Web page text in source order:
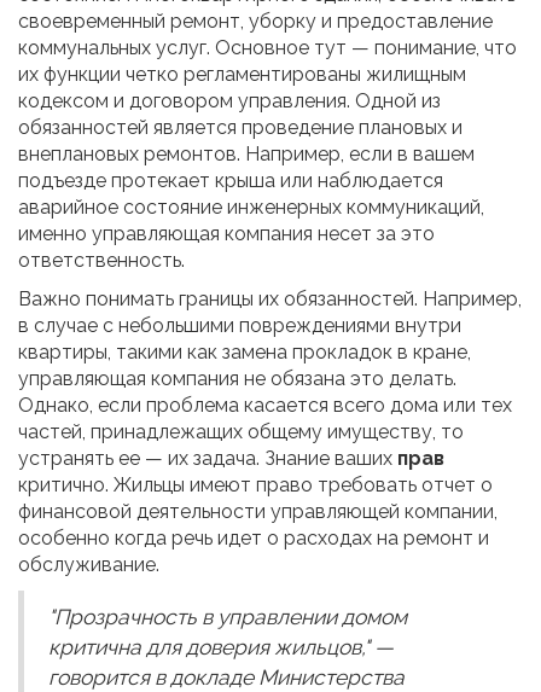
своевременный ремонт, уборку и предоставление
коммунальных услуг. Основное тут — понимание, что
их функции четко регламентированы жилищным
кодексом и договором управления. Одной из
обязанностей является проведение плановых и
внеплановых ремонтов. Например, если в вашем
подъезде протекает крыша или наблюдается
аварийное состояние инженерных коммуникаций,
именно управляющая компания несет за это
ответственность.
Важно понимать границы их обязанностей. Например,
в случае с небольшими повреждениями внутри
квартиры, такими как замена прокладок в кране,
управляющая компания не обязана это делать.
Однако, если проблема касается всего дома или тех
частей, принадлежащих общему имуществу, то
устранять ее — их задача. Знание ваших прав
критично. Жильцы имеют право требовать отчет о
финансовой деятельности управляющей компании,
особенно когда речь идет о расходах на ремонт и
обслуживание.
"Прозрачность в управлении домом
критична для доверия жильцов," —
говорится в докладе Министерства